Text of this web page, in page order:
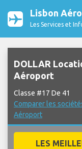
Lisbon
Les Services et
DOLLAR
Aéroport
Classe #17 De 41
Comparer les
Aéroport
LES